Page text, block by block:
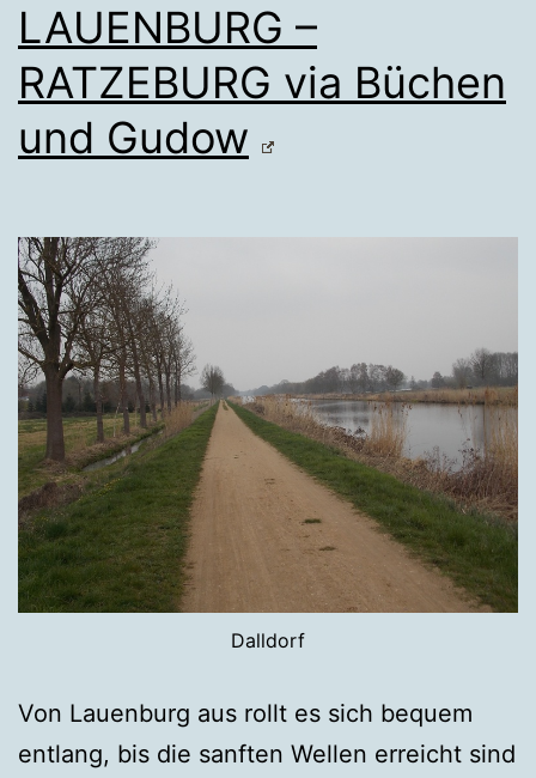
LAUENBURG –
RATZEBURG via Büchen
und Gudow
Dalldorf
Von Lauenburg aus rollt es sich bequem
entlang, bis die sanften Wellen erreicht sind